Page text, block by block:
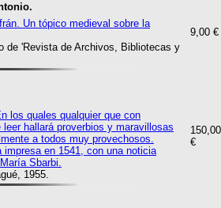
9,00 €
Un tópico medieval sobre la
de 'Revista de Archivos, Bibliotecas y
150,00
€
los quales qualquier que con
hallará proverbios y maravillosas
a todos muy provechosos.
en 1541, con una noticia
Sbarbi.
1955.